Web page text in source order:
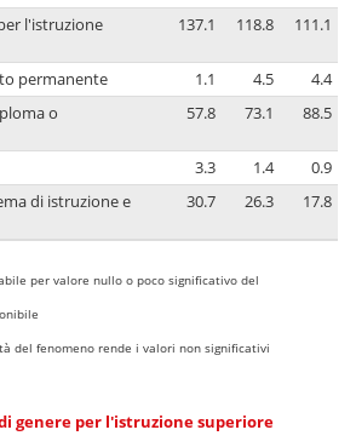
l'istruzione
137.1 118.8 111.1
permanente 1.1 4.5
4.4
o
57.8 73.1 88.5
3.3 1.4
0.9
di istruzione e
30.7 26.3 17.8
per valore nullo o poco significativo del
del fenomeno rende i valori non significativi
genere per l'istruzione superiore